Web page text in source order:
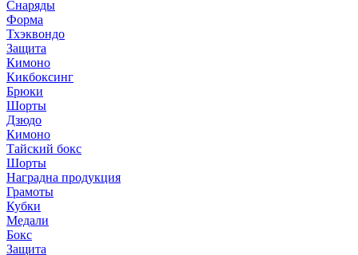
Снаряды
Форма
Тхэквондо
Защита
Кимоно
Кикбоксинг
Брюки
Шорты
Дзюдо
Кимоно
Тайский бокс
Шорты
Наградна продукция
Грамоты
Кубки
Медали
Бокс
Защита